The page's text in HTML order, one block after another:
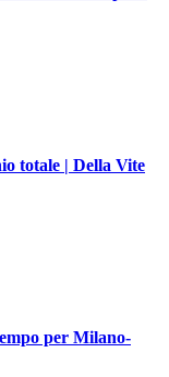
totale | Della Vite
per Milano-